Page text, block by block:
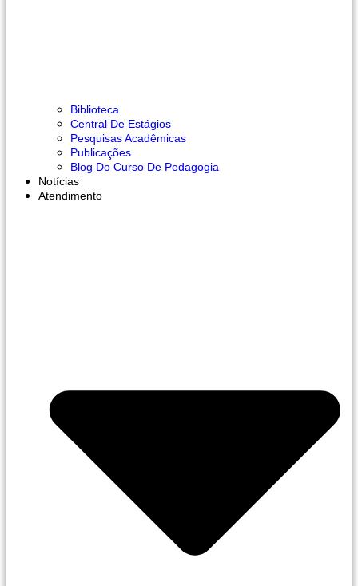
Biblioteca
Central De Estágios
Pesquisas Acadêmicas
Publicações
Blog Do Curso De Pedagogia
Notícias
Atendimento